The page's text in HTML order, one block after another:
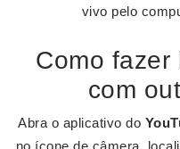
vivo pelo
Como fazer
com
Abra o aplicativo do
no ícone de câmera,